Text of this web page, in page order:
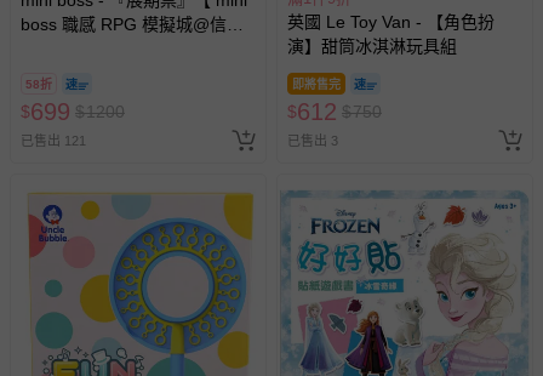
boss 職感 RPG 模擬城@信義
換，依現場梯次安排入場，逾
期作廢) (兒童票(2歲以上)贈一
名陪伴成人)
58折
$699 $1200
已售出 121
英國 Le Toy Van - 【角色扮
演】甜筒冰淇淋玩具組
即將售完
$612 $750
已售出 3